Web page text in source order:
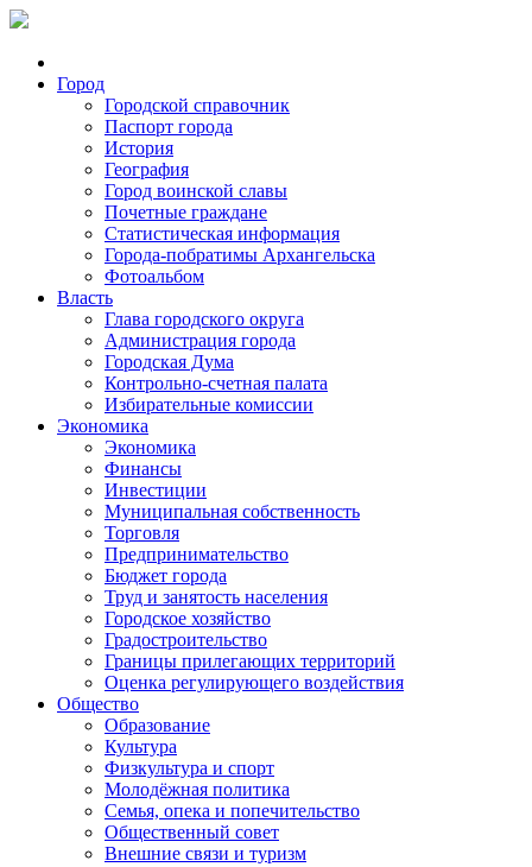
Город
Городской справочник
Паспорт города
История
География
Город воинской славы
Почетные граждане
Статистическая информация
Города-побратимы Архангельска
Фотоальбом
Власть
Глава городского округа
Администрация города
Городская Дума
Контрольно-счетная палата
Избирательные комиссии
Экономика
Экономика
Финансы
Инвестиции
Муниципальная собственность
Торговля
Предпринимательство
Бюджет города
Труд и занятость населения
Городское хозяйство
Градостроительство
Границы прилегающих территорий
Оценка регулирующего воздействия
Общество
Образование
Культура
Физкультура и спорт
Молодёжная политика
Семья, опека и попечительство
Общественный совет
Внешние связи и туризм